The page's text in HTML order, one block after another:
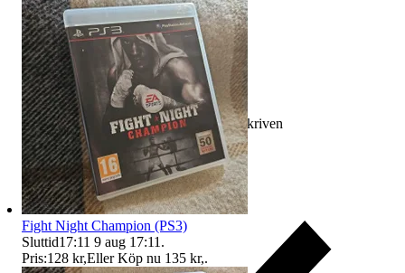
Ersättning om varan inte är som beskriven
Fight Night Champion (PS3)
Sluttid17:11 9 aug 17:11 .
Pris:128 kr,Eller Köp nu 135 kr,.